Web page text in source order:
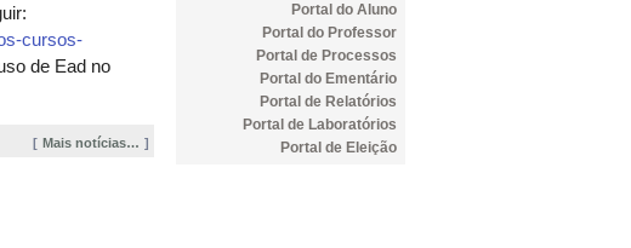
cursos-
de Ead no
Mais notícias…
Portal do Aluno
Portal do Professor
Portal de Processos
Portal do Ementário
Portal de Relatórios
Portal de Laboratórios
Portal de Eleição